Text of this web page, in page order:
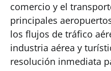
comercio y el
principales
los flujos de tráfico
industria aérea y
resolución inmediata